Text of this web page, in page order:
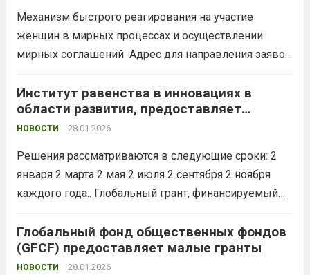
Механизм быстрого реагирования на участие
женщин в мирных процессах и осуществлении
мирных соглашений Адрес для направления заявок
Заявки принимаются круглый год без ограничения
сроков. Женский фонд мира и гуманитарной
деятельности ООН (United Nations Women’s Peace and
Институт равенства в инновациях в
области развития, предоставляет
финансирование студентам
НОВОСТИ 28.01.2026
Решения рассматриваются в следующие сроки: 2
января 2 марта 2 мая 2 июля 2 сентября 2 ноября
каждого года.. Глобальный грант, финансируемый
развития, предоставляет финансирование студентам
с идеями по: Предотвращение жестокого
обращения с детьми...
Глобальный фонд общественных фондов
(GFCF) предоставляет малые гранты
НОВОСТИ 28.01.2026